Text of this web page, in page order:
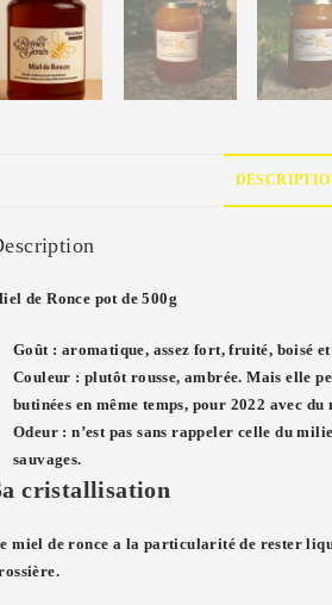
de Ronce pot de 500g
Goût : aromatique, assez fort, fruité, boisé
Couleur : plutôt rousse, ambrée. Mais elle
butinées en même temps, pour 2022 avec
Odeur : n’est pas sans rappeler celle du
sauvages.
cristallisation
miel de ronce a la particularité de rester